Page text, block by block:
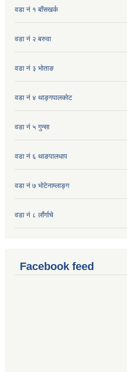
वडा नं १ बाँसखर्क
वडा नं २ बरुवा
वडा नं ३ भाेताङ
वडा नं ४ थाङ्गपालकाेट
वडा नं ५ गुन्सा
वडा नं ६ थाङपालधाप
वडा नं ७ भाेटेनाम्लाङ्ग
वडा नं ८ लाँर्गाचे
Facebook feed